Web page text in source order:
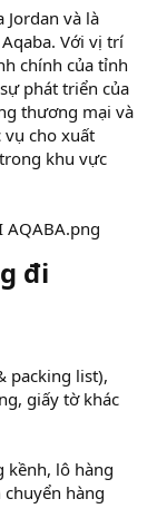
Jordan và là
Với vị trí
chính của tỉnh
phát triển của
thương mại và
vụ cho xuất
khu vực
đi
packing list),
giấy tờ khác
kềnh, lô hàng
hàng